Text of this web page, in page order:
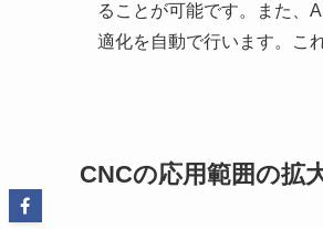
ることが可能です。また、
適化を自動で行います。こ
CNCの応用範囲の拡